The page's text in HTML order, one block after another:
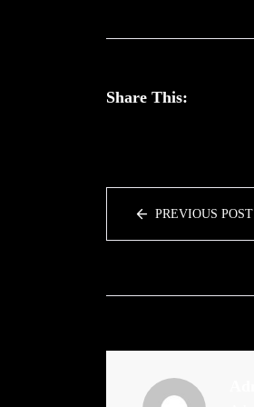
Share This:
PREVIOUS POST